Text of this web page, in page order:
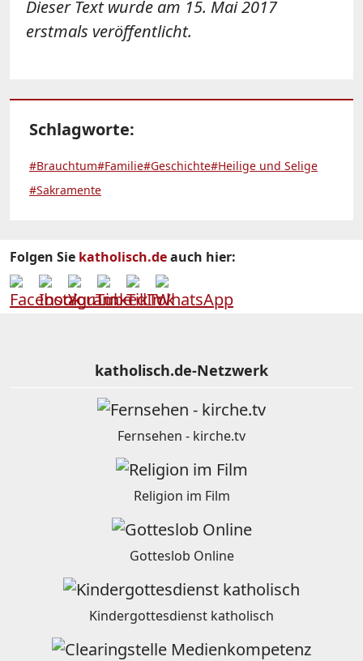
Dieser Text wurde am 15. Mai 2017
erstmals veröffentlicht.
Schlagworte:
#Brauchtum#Familie#Geschichte#Heilige und Selige
#Sakramente
Folgen Sie katholisch.deauch hier:
katholisch.de-Netzwerk
Fernsehen - kirche.tv
Religion im Film
Gotteslob Online
Kindergottesdienst katholisch